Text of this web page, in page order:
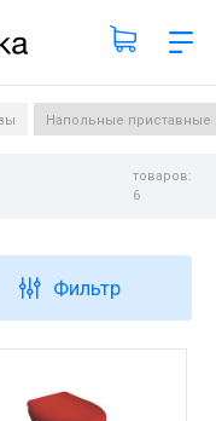
Напольные приставные
товаров:
6
Фильтр